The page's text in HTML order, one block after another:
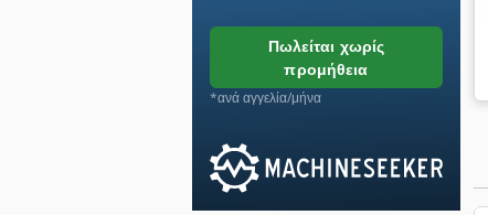
πωλείται χωρίς
προμήθεια
*ανά αγγελία/μήνα